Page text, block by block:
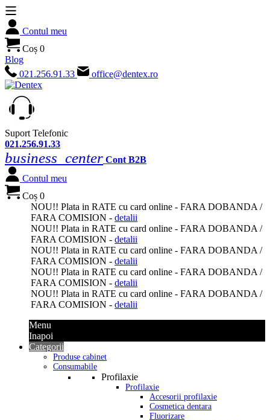
Contul meu
Coș 0
Blog
021.256.91.33
office@dentex.ro
Suport Telefonic
021.256.91.33
business_center Cont B2B
Contul meu
Coș 0
NOU!! Plata inRATE cu card online -FARA DOBANDA /
FARA COMISION -detalii
NOU!! Plata inRATE cu card online -FARA DOBANDA /
FARA COMISION -detalii
NOU!! Plata inRATE cu card online -FARA DOBANDA /
FARA COMISION -detalii
NOU!! Plata inRATE cu card online -FARA DOBANDA /
FARA COMISION -detalii
NOU!! Plata inRATE cu card online -FARA DOBANDA /
FARA COMISION -detalii
Menu
Inapoi
Categorii
Produse cabinet
Consumabile
Profilaxie
Profilaxie
Accesorii profilaxie
Cosmetica dentara
Fluorizare